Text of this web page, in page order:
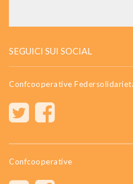
SEGUICI SUI SOCIAL
Confcooperative
Confcooperative